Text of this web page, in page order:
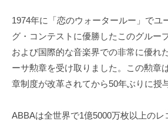
1974年に「恋のウォータールー」でユ
グ・コンテストに優勝したこのグルー
および国際的な音楽界での非常に優れ
ーサ勲章を受け取りました。この勲章
章制度が改革されてから50年ぶりに授
ABBAは全世界で1億5000万枚以上のレ